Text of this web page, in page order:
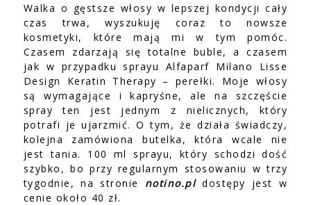
Walka o gęstsze włosy w lepszej kondycji cały
czas trwa, wyszukuję coraz to nowsze
kosmetyki, które mają mi w tym pomóc.
Czasem zdarzają się totalne buble, a czasem
jak w przypadku sprayu Alfaparf Milano Lisse
Design Keratin Therapy – perełki.
Moje włosy
są wymagające i kapryśne, ale na szczęście
spray ten jest jednym z nielicznych, który
potrafi je ujarzmić. O tym, że działa świadczy,
kolejna zamówiona butelka, która wcale nie
jest tania. 100 ml sprayu, który schodzi dość
szybko, bo przy regularnym stosowaniu w trzy
tygodnie, na stronie notino.pldostępy jest w
cenie około 40 zł.